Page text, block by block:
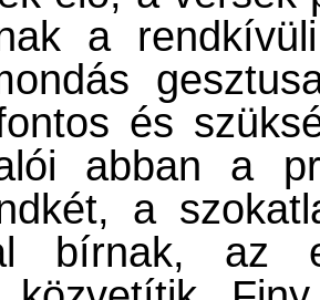
a
és
abban a
a
bírnak, az